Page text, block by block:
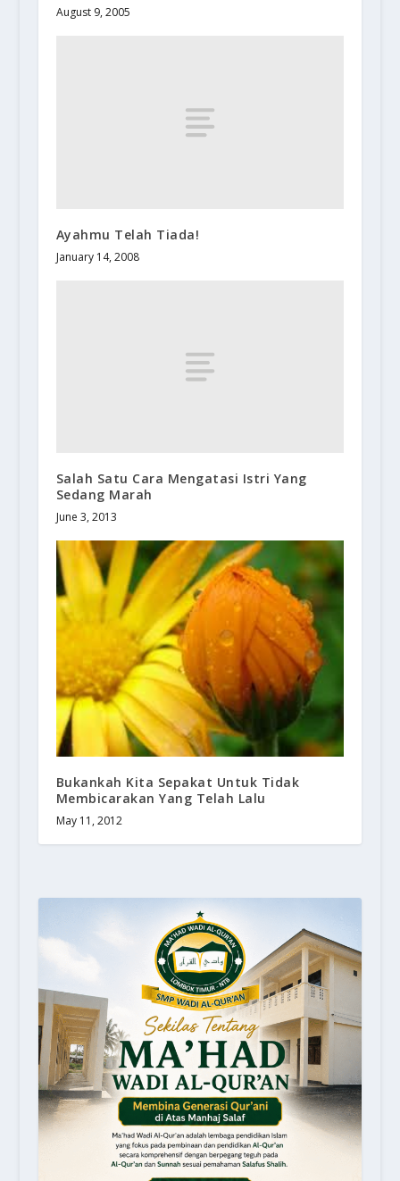
August 9, 2005
Ayahmu Telah Tiada!
January 14, 2008
Salah Satu Cara Mengatasi Istri Yang
Sedang Marah
June 3, 2013
Bukankah Kita Sepakat Untuk Tidak
Membicarakan Yang Telah Lalu
May 11, 2012